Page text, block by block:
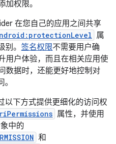
加权限。
在您自己的应用之间共享
属
别。 签名权限不需要用户确
用户体验，而且在相关应用使
数据时，还能更好地控制对
下方式提供更细化的访问权
属性，并使用
中的
和